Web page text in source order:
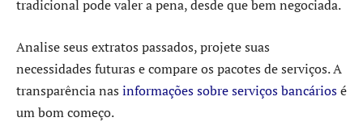
tradicional pode valer a pena, desde que bem negociada.
Analise seus extratos passados, projete suas
necessidades futuras e compare os pacotes de serviços. A
transparência nas informações sobre serviços bancáriosé
um bom começo.